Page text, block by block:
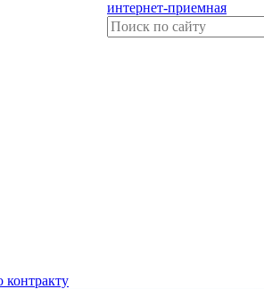
интернет-приемная
контракту